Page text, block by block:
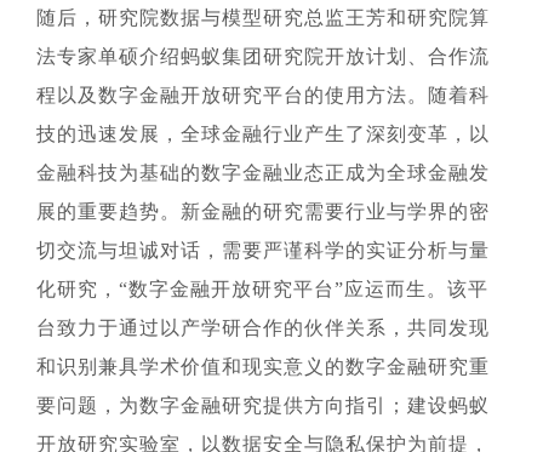
随后，研究院数据与模型研究总监王芳和研究院算
法专家单硕介绍蚂蚁集团研究院开放计划、合作流
程以及数字金融开放研究平台的使用方法。随着科
技的迅速发展，全球金融行业产生了深刻变革，以
金融科技为基础的数字金融业态正成为全球金融发
展的重要趋势。新金融的研究需要行业与学界的密
切交流与坦诚对话，需要严谨科学的实证分析与量
化研究，“数字金融开放研究平台”应运而生。该平
台致力于通过以产学研合作的伙伴关系，共同发现
和识别兼具学术价值和现实意义的数字金融研究重
要问题，为数字金融研究提供方向指引；建设蚂蚁
开放研究实验室，以数据安全与隐私保护为前提，